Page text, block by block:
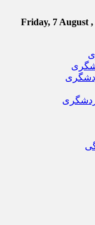
Friday, 7 August ,